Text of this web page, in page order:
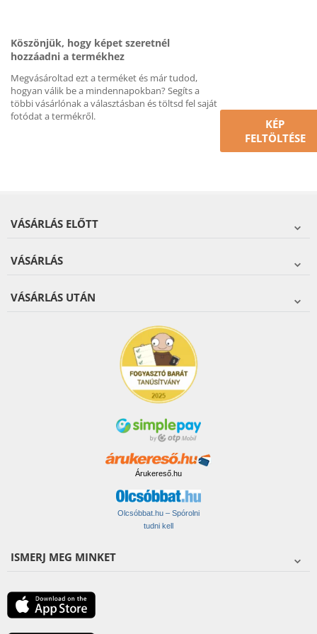
Köszönjük, hogy képet szeretnél
hozzáadni a termékhez
Megvásároltad ezt a terméket és már tudod,
hogyan válik be a mindennapokban? Segíts a
többi vásárlónak a választásban és töltsd fel saját
fotódat a termékről.
KÉP
FELTÖLTÉSE
VÁSÁRLÁS ELŐTT
VÁSÁRLÁS
VÁSÁRLÁS UTÁN
Árukereső.hu
Olcsóbbat.hu – Spórolni
tudni kell
ISMERJ MEG MINKET